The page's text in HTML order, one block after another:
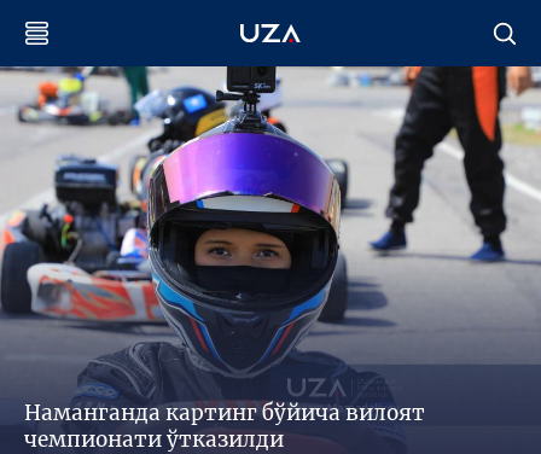
Наманганда картинг бўйича вилоят
чемпионати ўтказилди